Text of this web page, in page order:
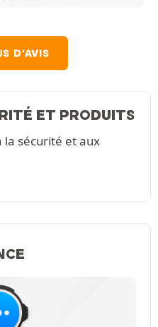
D'AVIS
ET PRODUITS
la sécurité et aux